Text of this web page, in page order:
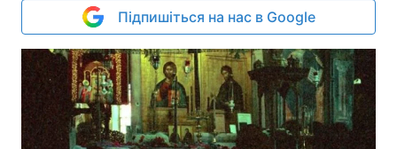
Підпишіться на нас в Google